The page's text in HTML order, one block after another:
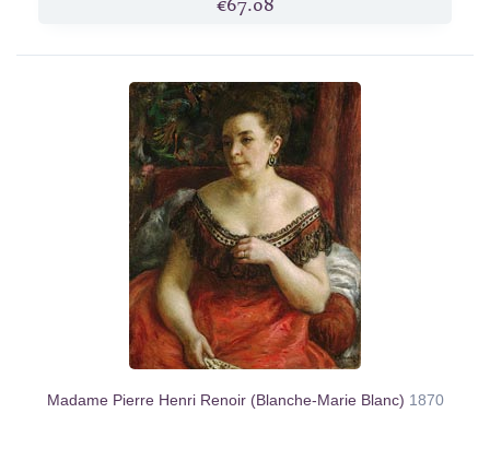
€67.08
Madame Pierre Henri Renoir (Blanche-Marie Blanc) 1870